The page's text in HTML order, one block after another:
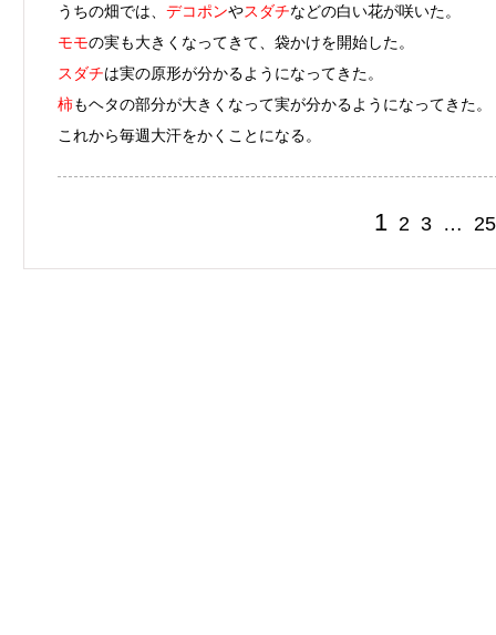
うちの畑では、 デコポンやスダチなどの白い花が咲いた。
モモの実も大きくなってきて、袋かけを開始した。
スダチは実の原形が分かるようになってきた。
柿もヘタの部分が大きくなって実が分かるようになってきた。
これから毎週大汗をかくことになる。
1 2 3 … 25